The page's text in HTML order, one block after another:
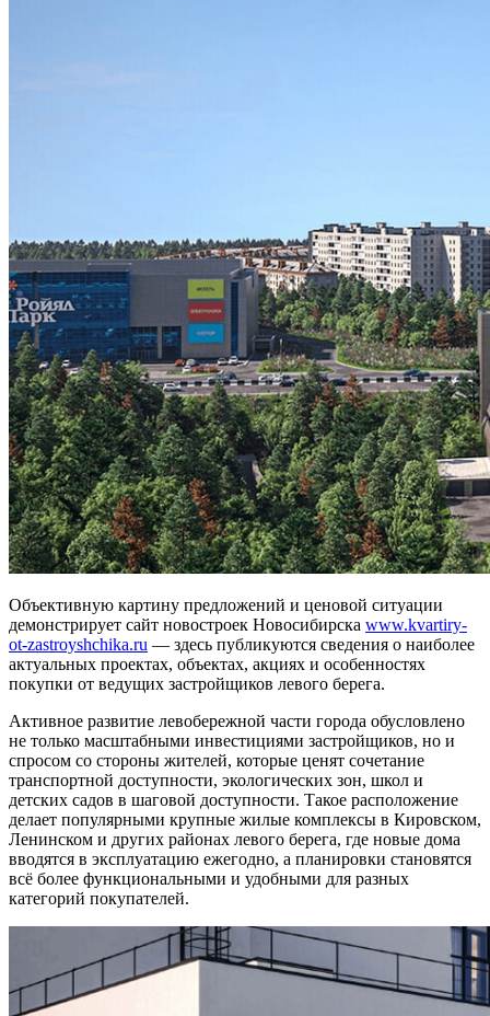
Объективную картину предложений и ценовой ситуации
демонстрирует сайт новостроек Новосибирска www.kvartiry-
ot-zastroyshchika.ru — здесь публикуются сведения о наиболее
актуальных проектах, объектах, акциях и особенностях
покупки от ведущих застройщиков левого берега.
Активное развитие левобережной части города обусловлено
не только масштабными инвестициями застройщиков, но и
спросом со стороны жителей, которые ценят сочетание
транспортной доступности, экологических зон, школ и
детских садов в шаговой доступности. Такое расположение
делает популярными крупные жилые комплексы в Кировском,
Ленинском и других районах левого берега, где новые дома
вводятся в эксплуатацию ежегодно, а планировки становятся
всё более функциональными и удобными для разных
категорий покупателей.